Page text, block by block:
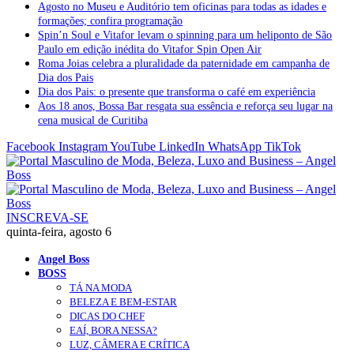
Agosto no Museu e Auditório tem oficinas para todas as idades e
formações; confira programação
Spin’n Soul e Vitafor levam o spinning para um heliponto de São
Paulo em edição inédita do Vitafor Spin Open Air
Roma Joias celebra a pluralidade da paternidade em campanha de
Dia dos Pais
Dia dos Pais: o presente que transforma o café em experiência
Aos 18 anos, Bossa Bar resgata sua essência e reforça seu lugar na
cena musical de Curitiba
Facebook InstagramYouTube LinkedIn WhatsApp TikTok
INSCREVA-SE
quinta-feira, agosto 6
Angel Boss
BOSS
TÁ NA MODA
BELEZA E BEM-ESTAR
DICAS DO CHEF
EAÍ, BORA NESSA?
LUZ, CÂMERA E CRÍTICA